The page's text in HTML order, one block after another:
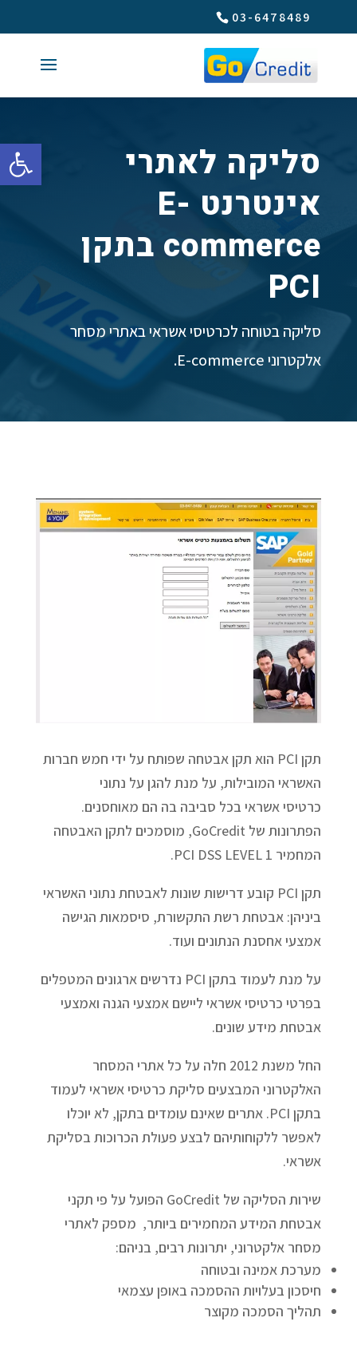
פתח
03-6478489
סליקה לאתרי
אינטרנט E-
commerce בתקן
PCI
סליקה בטוחה לכרטיסי אשראי באתרי מסחר
אלקטרוני E-commerce.
תקן PCI הוא תקן אבטחה שפותח על ידי חמש חברות
האשראי המובילות, על מנת להגן על נתוני
כרטיסי אשראי בכל סביבה בה הם מאוחסנים.
הפתרונות של GoCredit, מוסמכים לתקן האבטחה
המחמיר PCI DSS LEVEL 1.
תקן PCI קובע דרישות שונות לאבטחת נתוני האשראי
ביניהן: אבטחת רשת התקשורת, סיסמאות הגישה
אמצעי אחסנת הנתונים ועוד.
על מנת לעמוד בתקן PCI נדרשים ארגונים המטפלים
בפרטי כרטיסי אשראי ליישם אמצעי הגנה ואמצעי
אבטחת מידע שונים.
החל משנת 2012 חלה על כל אתרי המסחר
האלקטרוני המבצעים סליקת כרטיסי אשראי לעמוד
בתקן PCI. אתרים שאינם עומדים בתקן, לא יוכלו
לאפשר ללקוחותיהם לבצע פעולת הכרוכות בסליקת
אשראי.
שירות הסליקה של GoCredit הפועל על פי תקני
אבטחת המידע המחמירים ביותר, מספק לאתרי
מסחר אלקטרוני, יתרונות רבים, בניהם:
מערכת אמינה ובטוחה
חיסכון בעלויות ההסמכה באופן עצמאי
תהליך הסמכה מקוצר